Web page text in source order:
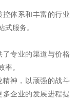
体系和丰富的行业
式服务。
专业的渠道与价格
率。
神，以顽强的战斗
企业的发展进程提